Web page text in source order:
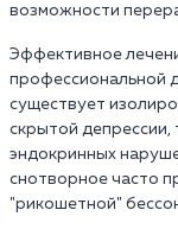
возможности
Эффективное
профессиональной
существует
скрытой депрессии,
эндокринных
снотворное часто
"рикошетной"